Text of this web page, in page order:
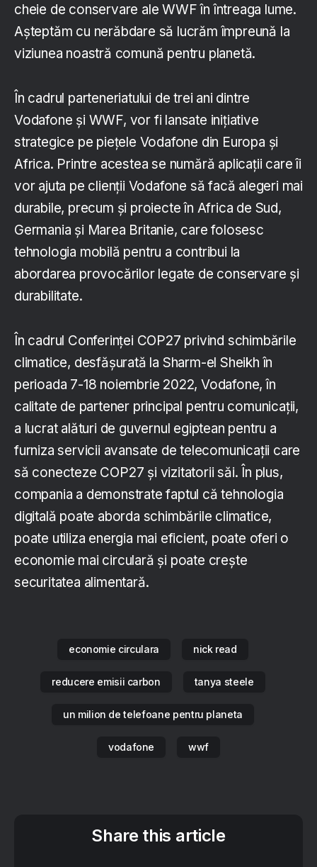
cheie de conservare ale WWF în întreaga lume.
Așteptăm cu nerăbdare să lucrăm împreună la
viziunea noastră comună pentru planetă.
În cadrul parteneriatului de trei ani dintre
Vodafone și WWF, vor fi lansate inițiative
strategice pe piețele Vodafone din Europa și
Africa. Printre acestea se numără aplicații care îi
vor ajuta pe clienții Vodafone să facă alegeri mai
durabile, precum și proiecte în Africa de Sud,
Germania și Marea Britanie, care folosesc
tehnologia mobilă pentru a contribui la
abordarea provocărilor legate de conservare și
durabilitate.
În cadrul Conferinței COP27 privind schimbările
climatice, desfășurată la Sharm-el Sheikh în
perioada 7-18 noiembrie 2022, Vodafone, în
calitate de partener principal pentru comunicații,
a lucrat alături de guvernul egiptean pentru a
furniza servicii avansate de telecomunicații care
să conecteze COP27 și vizitatorii săi. În plus,
compania a demonstrate faptul că tehnologia
digitală poate aborda schimbările climatice,
poate utiliza energia mai eficient, poate oferi o
economie mai circulară și poate crește
securitatea alimentară.
economie circulara nick read
reducere emisii carbon tanya steele
un milion de telefoane pentru planeta
vodafone wwf
Share this article